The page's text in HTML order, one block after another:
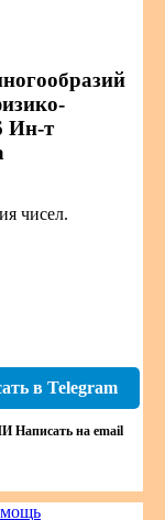
Ин-т
чисел.
в Telegram
Написать на email